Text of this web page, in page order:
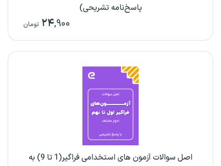
پاسخ‌نامه تشریحی)
۲۴,۹۰۰ تومان
اصل سوالات آزمون های استخدامی فراگیر(1 تا 9) به